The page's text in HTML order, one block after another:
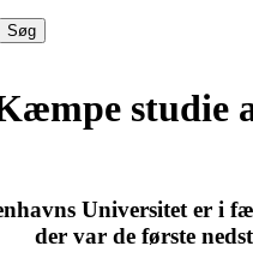
studie
Universitet er i
der var de første